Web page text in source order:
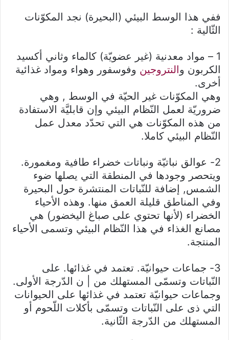
ففي هذا الوسط البيئي (البحيرة) نجد المكوّنات
الثّالية :
1 – مواد معدنية (غير عضويّة) كالماء وثاني أكسيد
الكربون والنتروجين وفوسفور وهواء ومواد غذائية
أخرى.
وهي المكوّنات غير الحيّة في الوسط , وهي
ضروريّة لعمل النّظام البيئي وإن قابليَّة الاستفادة
من هذه المكوّنات هي التي تحدّد معدل عمل
النّظام البيئي كاملا.
2- عوالق نباتيّة ونباتات خضراء طافية ومغمورة.
ويتحصر وجودها في المنطقة التي يصلها ضوء
الشمس, إضافة للنّباتات المنتشرة حول البحيرة
وفي المناطق قليلة العمق منها. وهذه الأحياء
الخضراء (لأنها تحتوي على صباغ اليخضور) هي
مصانع الغذاء في هذا النّظام البيئي وتسمى الأحياء
المنتجة.
3- جماعات حيوانيّة. تعتمد في غذائها. على
النّباتات وتسمّى المستهلك من | ن الدّرجة الأولى.
وجماعات حيوانيّة تعتمد في غذائها على الحيوانات
التي ذى على النّباتات وتسمّى بأكلات اللّحوم أو
المستهلك من الدّرجة الثّانية.